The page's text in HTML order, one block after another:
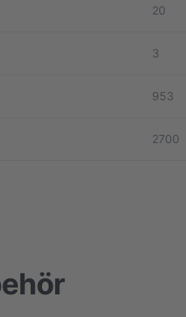
20
3
953
2700